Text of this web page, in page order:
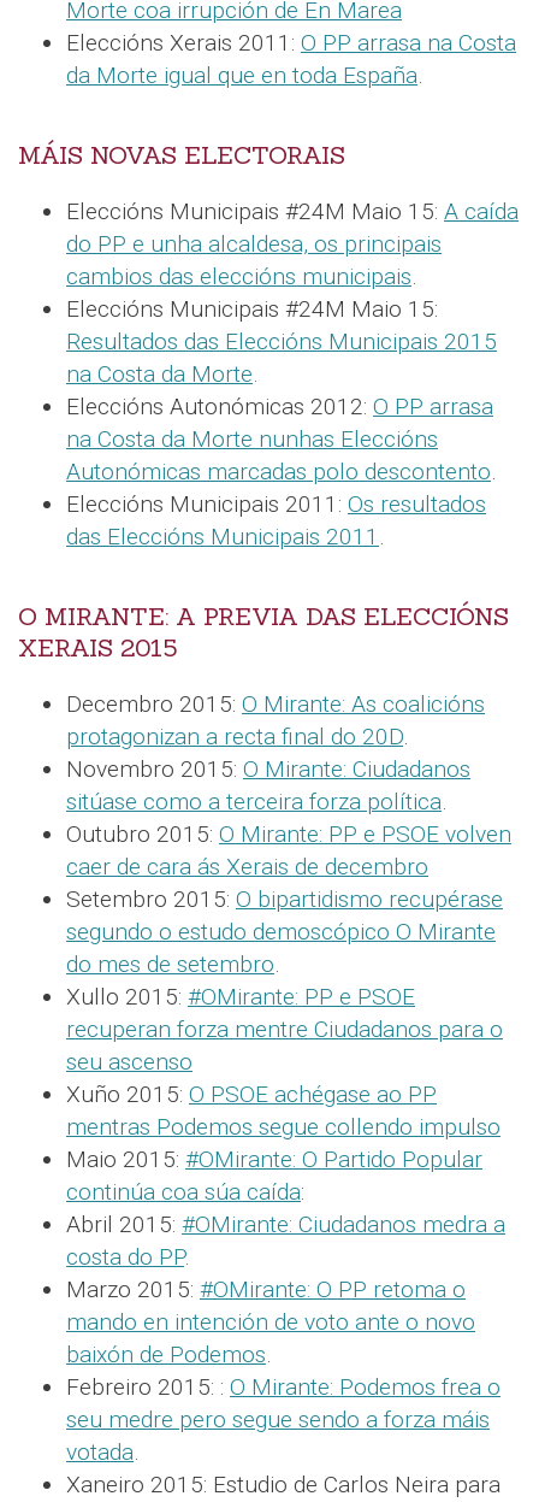
Morte coa irrupción de En Marea
Eleccións Xerais 2011: O PP arrasa na Costa
da Morte igual que en toda España.
MÁIS NOVAS ELECTORAIS
Eleccións Municipais #24M Maio 15: A caída
do PP e unha alcaldesa, os principais
cambios das eleccións municipais.
Eleccións Municipais #24M Maio 15:
Resultados das Eleccións Municipais 2015
na Costa da Morte.
Eleccións Autonómicas 2012: O PP arrasa
na Costa da Morte nunhas Eleccións
Autonómicas marcadas polo descontento.
Eleccións Municipais 2011: Os resultados
das Eleccións Municipais 2011 .
O MIRANTE: A PREVIA DAS ELECCIÓNS
XERAIS 2015
Decembro 2015: O Mirante: As coalicións
protagonizan a recta final do 20D.
Novembro 2015: O Mirante: Ciudadanos
sitúase como a terceira forza política.
Outubro 2015: O Mirante: PP e PSOE volven
caer de cara ás Xerais de decembro
Setembro 2015: O bipartidismo recupérase
segundo o estudo demoscópico O Mirante
do mes de setembro.
Xullo 2015: #OMirante: PP e PSOE
recuperan forza mentre Ciudadanos para o
seu ascenso
Xuño 2015: O PSOE achégase ao PP
mentras Podemos segue collendo impulso
Maio 2015: #OMirante: O Partido Popular
continúa coa súa caída:
Abril 2015: #OMirante: Ciudadanos medra a
costa do PP.
Marzo 2015: #OMirante: O PP retoma o
mando en intención de voto ante o novo
baixón de Podemos.
Febreiro 2015: : O Mirante: Podemos frea o
seu medre pero segue sendo a forza máis
votada.
Xaneiro 2015: Estudio de Carlos Neira para